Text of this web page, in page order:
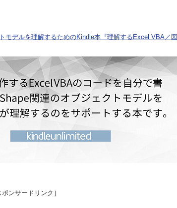
デルを理解するためのKindle本『理解するExcel VBA／図
ポンサードリンク］